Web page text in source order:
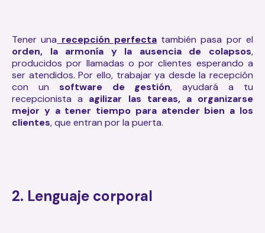
Tener una recepción perfectatambién pasa por el
orden, la armonía y la ausencia de colapsos,
producidos por llamadas o por clientes esperando a
ser atendidos. Por ello, trabajar ya desde la recepción
con un software de gestión, ayudará a tu
recepcionista a agilizar las tareas, a organizarse
mejor y a tener tiempo para atender bien a los
clientes, que entran por la puerta.
2. Lenguaje corporal